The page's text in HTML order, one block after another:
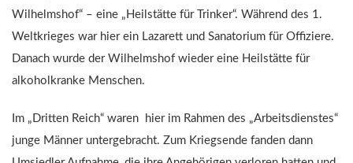
Wilhelmshof“ – eine „Heilstätte für Trinker“. Während des 1.
Weltkrieges war hier ein Lazarett und Sanatorium für Offiziere.
Danach wurde der Wilhelmshof wieder eine Heilstätte für
alkoholkranke Menschen.
Im „Dritten Reich“ waren hier im Rahmen des „Arbeitsdienstes“
junge Männer untergebracht. Zum Kriegsende fanden dann